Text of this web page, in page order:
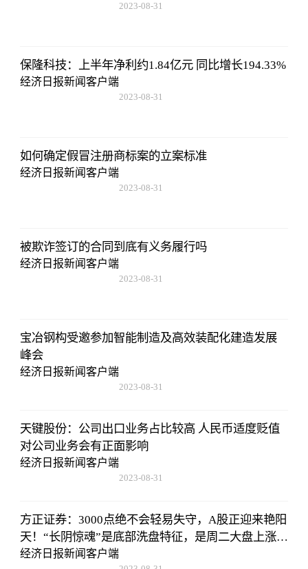
2023-08-31
保隆科技：上半年净利约1.84亿元 同比增长194.33%
经济日报新闻客户端
2023-08-31
如何确定假冒注册商标案的立案标准
经济日报新闻客户端
2023-08-31
被欺诈签订的合同到底有义务履行吗
经济日报新闻客户端
2023-08-31
宝冶钢构受邀参加智能制造及高效装配化建造发展
峰会
经济日报新闻客户端
2023-08-31
天键股份：公司出口业务占比较高 人民币适度贬值
对公司业务会有正面影响
经济日报新闻客户端
2023-08-31
方正证券：3000点绝不会轻易失守，A股正迎来艳阳
天！“长阴惊魂”是底部洗盘特征，是周二大盘上涨的
原因
经济日报新闻客户端